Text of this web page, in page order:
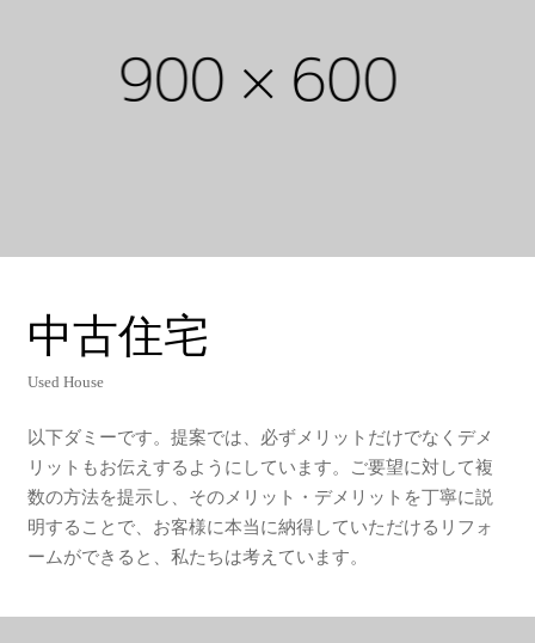
中古住宅
Used House
以下ダミーです。提案では、必ずメリットだけでなくデメ
リットもお伝えするようにしています。ご要望に対して複
数の方法を提示し、そのメリット・デメリットを丁寧に説
明することで、お客様に本当に納得していただけるリフォ
ームができると、私たちは考えています。